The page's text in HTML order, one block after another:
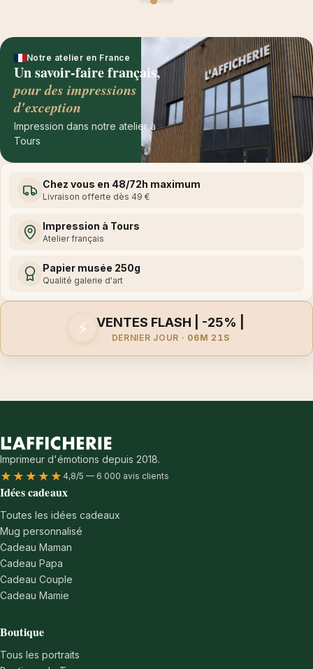
Notre atelier en France
Un savoir-faire français,
pour des impressions
d'exception
Impression dans notre atelier à
Tours
Chez vous en 48/72h maximum
Livraison offerte dès 49 €
Impression à Tours
Atelier français
Papier musée 250g
Qualité galerie d'art
⚡ VENTES FLASH | -25% |
DERNIER JOUR · 06M 21S
Imprimeur d'émotions depuis 2018.
★★★★★ 4,8/5 — 6 000 avis clients
Idées cadeaux
Toutes les idées cadeaux
Mug personnalisé
Cadeau Maman
Cadeau Papa
Cadeau Couple
Cadeau Mamie
Boutique
Tous les portraits